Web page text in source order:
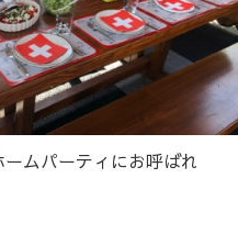
ムパーティにお呼ばれ